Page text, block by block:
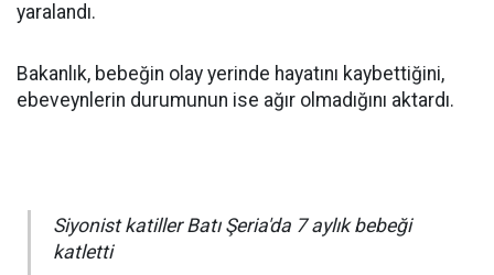
yaralandı.
Bakanlık, bebeğin olay yerinde hayatını kaybettiğini,
ebeveynlerin durumunun ise ağır olmadığını aktardı.
Siyonist katiller Batı Şeria'da 7 aylık bebeği
katletti